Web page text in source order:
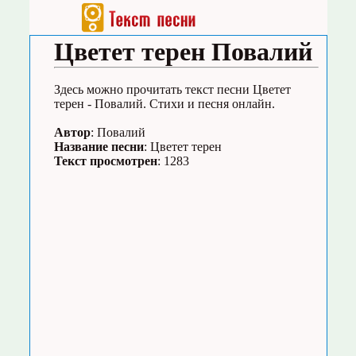
Цветет терен Повалий
Здесь можно прочитать текст песни Цветет
терен - Повалий. Стихи и песня онлайн.
Автор: Повалий
Название песни: Цветет терен
Текст просмотрен: 1283